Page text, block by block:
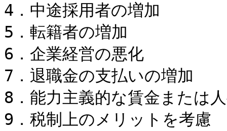
4．中途採
5．転籍
6．企業経
7．退職金の
8．能力主義的な賃金ま
9．税制上のメ